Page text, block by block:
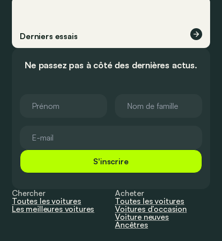
Derniers essais
Ne passez pas à côté des dernières actus.
S'inscrire
Chercher
Toutes les voitures
Les meilleures voitures
Acheter
Toutes les voitures
Voitures d’occasion
Voiture neuves
Ancêtres